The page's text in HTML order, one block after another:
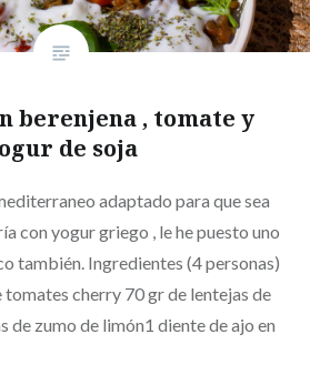
berenjena , tomate y
de soja
adaptado para que sea
con yogur griego , le he puesto uno
también. Ingredientes (4 personas)
cherry 70 gr de lentejas de
de zumo de limón1 diente de ajo en